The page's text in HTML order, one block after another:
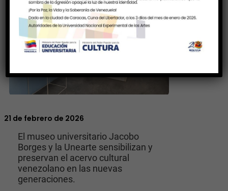
21 de febrero de 2026
El museo universitario Jacobo
Borges y la Unearte sensibilizan y
preservan el acervo cultural
venezolano en las nuevas
generaciones.